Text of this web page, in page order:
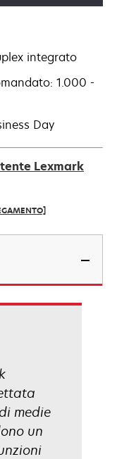
integrato
1.000 -
Day
Lexmark
medie
un